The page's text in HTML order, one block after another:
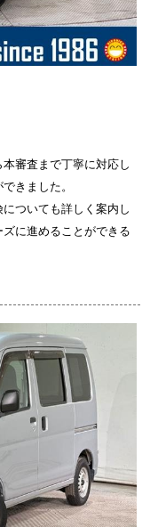
審査まで丁寧に対応し
きました。
ついても詳しく案内し
に進めることができる